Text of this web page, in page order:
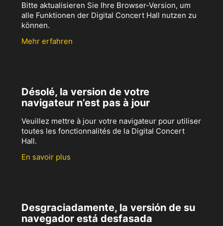
Bitte aktualisieren Sie Ihre Browser-Version, um
alle Funktionen der Digital Concert Hall nutzen zu
können.
Mehr erfahren
Désolé, la version de votre
navigateur n’est pas à jour
Veuillez mettre à jour votre navigateur pour utiliser
toutes les fonctionnalités de la Digital Concert
Hall.
En savoir plus
Desgraciadamente, la versión de su
navegador está desfasada